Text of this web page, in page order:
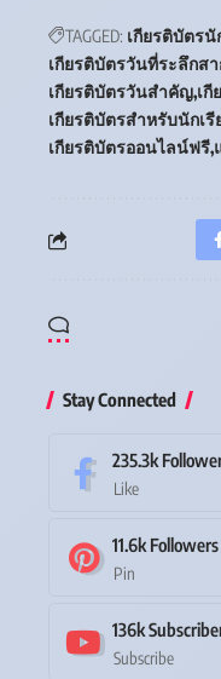
TAGGED: เกียรติบัตรนั
เกียรติบัตรวันที่ระลึกส
เกียรติบัตรวันสำคัญ เ
เกียรติบัตรสำหรับนักเรี
เกียรติบัตรออนไลน์ฟรี
Stay Connected
235.3k
Like
11.6k Followers
Pin
136k
Subscribe